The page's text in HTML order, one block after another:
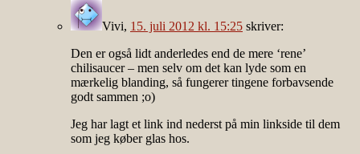
Vivi, 15. juli 2012 kl. 15:25 skriver:
Den er også lidt anderledes end de mere ‘rene’
chilisaucer – men selv om det kan lyde som en
mærkelig blanding, så fungerer tingene forbavsende
godt sammen ;o)
Jeg har lagt et link ind nederst på min linkside til dem
som jeg køber glas hos.